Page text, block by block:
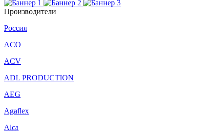
Производители
Россия
ACO
ACV
ADL PRODUCTION
AEG
Agaflex
Alca